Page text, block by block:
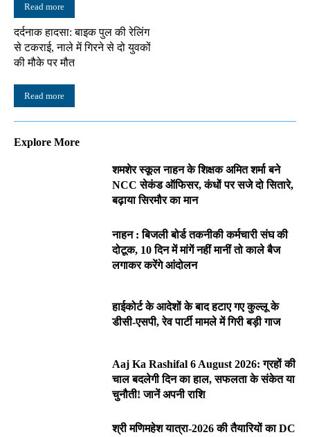
Read more
दर्दनाक हादसा: बाइक पुल की रेलिंग
से टकराई, नाले में गिरने से दो युवकों
की मौके पर मौत
Read more
Explore More
शमशेर स्कूल नाहन के शिक्षक अमित शर्मा बने
NCC सेकंड ऑफिसर, कंधों पर सजे दो सितारे,
बढ़ाया सिरमौर का मान
नाहन : बिजली बोर्ड तकनीकी कर्मचारी संघ की
दोटूक, 10 दिन में मांगें नहीं मानीं तो काले बैज
लगाकर करेंगे आंदोलन
हाईकोर्ट के आदेशों के बाद हटाए गए कुल्लू के
डीसी-एसपी, रेव पार्टी मामले में गिरी बड़ी गाज
Aaj Ka Rashifal 6 August 2026: ग्रहों की
चाल बदलेगी दिन का हाल, सफलता के संकेत या
चुनौती! जानें अपनी राशि
श्री मणिमहेश यात्रा-2026 की तैयारियों का DC